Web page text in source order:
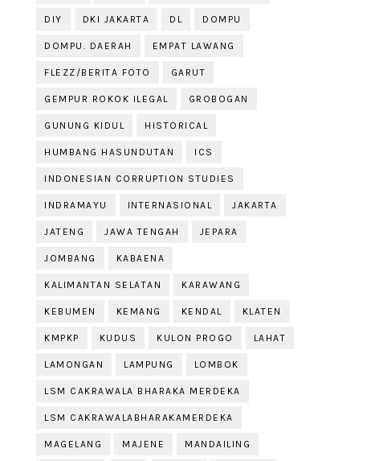
DIY DKI JAKARTA DL DOMPU
DOMPU. DAERAH EMPAT LAWANG
FLEZZ/BERITA FOTO GARUT
GEMPUR ROKOK ILEGAL GROBOGAN
GUNUNG KIDUL HISTORICAL
HUMBANG HASUNDUTAN ICS
INDONESIAN CORRUPTION STUDIES
INDRAMAYU INTERNASIONAL JAKARTA
JATENG JAWA TENGAH JEPARA
JOMBANG KABAENA
KALIMANTAN SELATAN KARAWANG
KEBUMEN KEMANG KENDAL KLATEN
KMPKP KUDUS KULON PROGO LAHAT
LAMONGAN LAMPUNG LOMBOK
LSM CAKRAWALA BHARAKA MERDEKA
LSM CAKRAWALABHARAKAMERDEKA
MAGELANG MAJENE MANDAILING